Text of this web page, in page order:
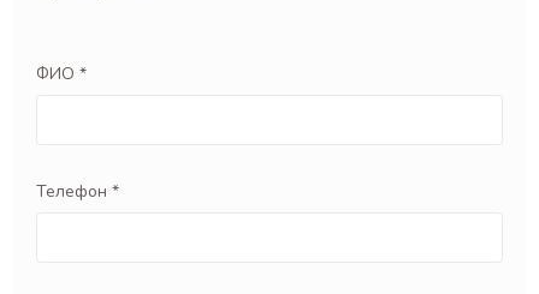
ФИО *
Телефон *